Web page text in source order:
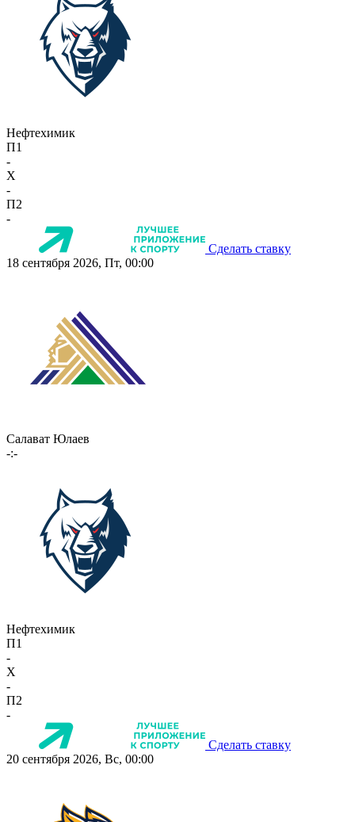
Нефтехимик
П1
-
X
-
П2
-
Сделать ставку
18 сентября 2026, Пт, 00:00
Салават Юлаев
-:-
Нефтехимик
П1
-
X
-
П2
-
Сделать ставку
20 сентября 2026, Вс, 00:00